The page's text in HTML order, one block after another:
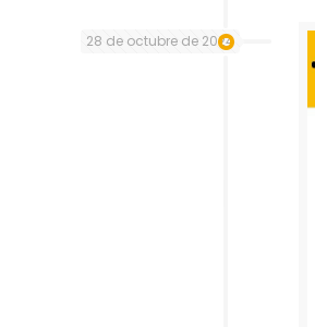
28 de octubre de 2024